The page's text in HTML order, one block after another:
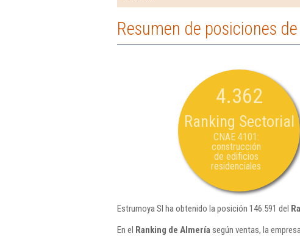
Resumen de posiciones
4.362
Ranking Sectorial
CNAE 4101:
construcción
de edificios
residenciales
Estrumoya Sl ha obtenido la posición 146.591 del
En el Ranking de Almería según ventas, la